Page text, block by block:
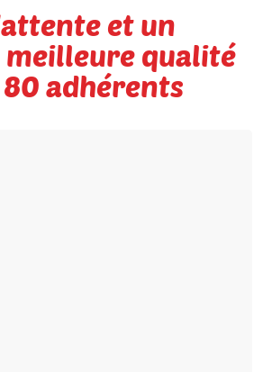
et un
meilleure qualité
adhérents